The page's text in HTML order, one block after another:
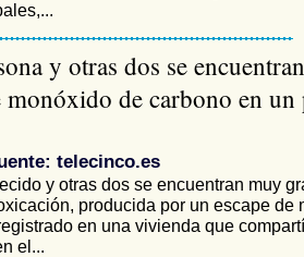
y otras dos se
de carbono en un
telecinco.es
y otras dos se encuentran muy
producida por un escape de
en una vivienda que
el...